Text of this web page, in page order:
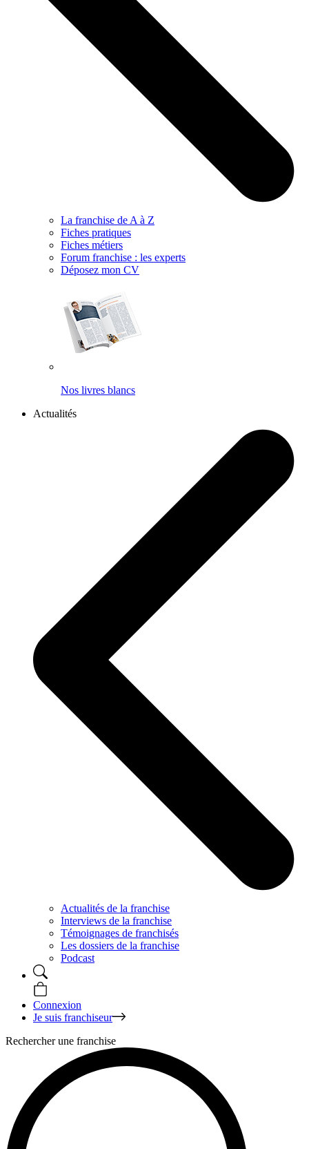
La franchise de A à Z
Fiches pratiques
Fiches métiers
Forum franchise : les experts
Déposez mon CV
Nos livres blancs
Actualités
Actualités de la franchise
Interviews de la franchise
Témoignages de franchisés
Les dossiers de la franchise
Podcast
Connexion
Je suis franchiseur
Rechercher une franchise